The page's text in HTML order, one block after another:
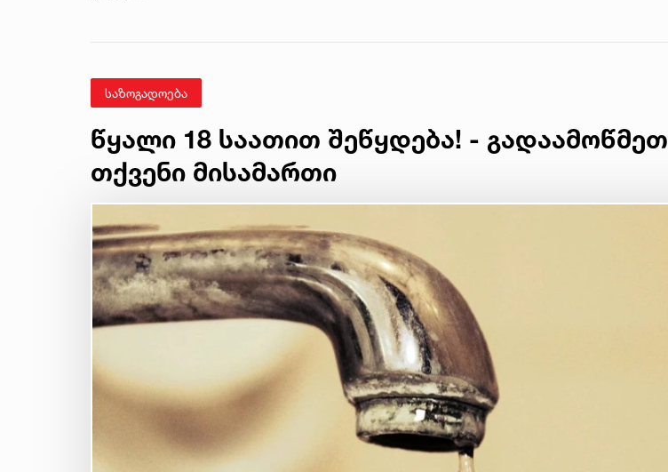
საზოგადოება
წყალი 18 საათით შეწყდება! - გადაამოწმეთ
თქვენი მისამართი